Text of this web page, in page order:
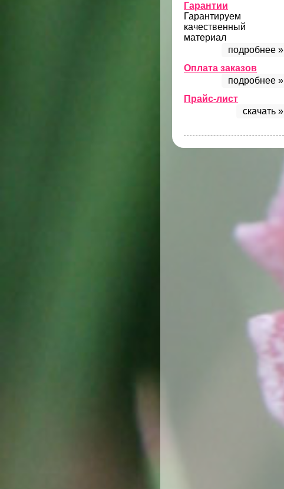
Гарантии
Гарантируем
качественный
материал
подробнее »
Оплата заказов
подробнее »
Прайс-лист
скачать »